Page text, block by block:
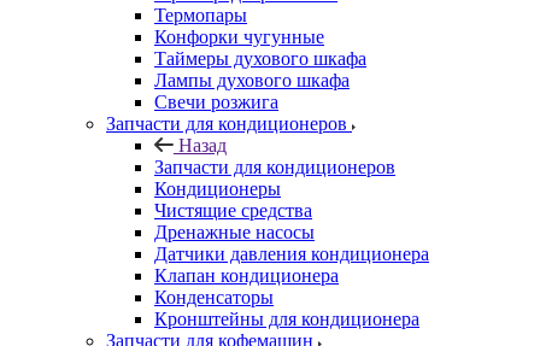
Термопары
Конфорки чугунные
Таймеры духового шкафа
Лампы духового шкафа
Свечи розжига
Запчасти для кондиционеров
Назад
Запчасти для кондиционеров
Кондиционеры
Чистящие средства
Дренажные насосы
Датчики давления кондиционера
Клапан кондиционера
Конденсаторы
Кронштейны для кондиционера
Запчасти для кофемашин